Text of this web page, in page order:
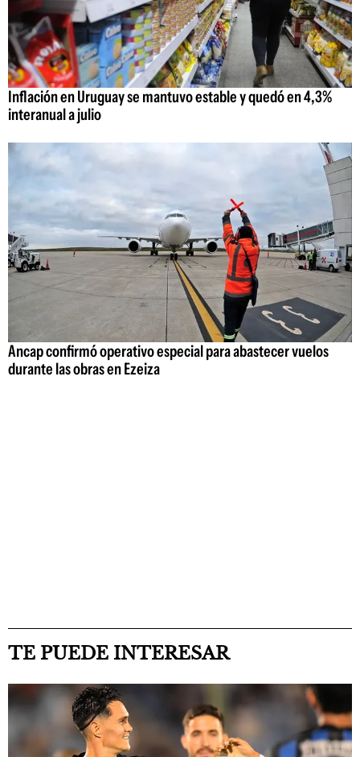
Inflación en Uruguay se mantuvo estable y quedó en 4,3%
interanual a julio
Ancap confirmó operativo especial para abastecer vuelos
durante las obras en Ezeiza
TE PUEDE INTERESAR